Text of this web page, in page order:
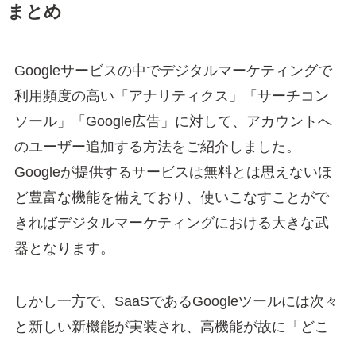
まとめ
Googleサービスの中でデジタルマーケティングで
利用頻度の高い「アナリティクス」「サーチコン
ソール」「Google広告」に対して、アカウントへ
のユーザー追加する方法をご紹介しました。
Googleが提供するサービスは無料とは思えないほ
ど豊富な機能を備えており、使いこなすことがで
きればデジタルマーケティングにおける大きな武
器となります。
しかし一方で、SaaSであるGoogleツールには次々
と新しい新機能が実装され、高機能が故に「どこ